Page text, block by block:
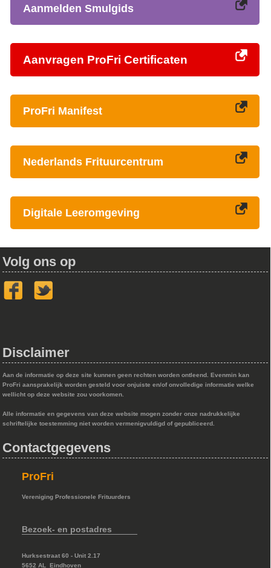
Aanmelden Smulgids
Aanvragen ProFri Certificaten
ProFri Manifest
Nederlands Frituurcentrum
Digitale Leeromgeving
Volg ons op
Disclaimer
Aan de informatie op deze site kunnen geen rechten worden ontleend. Evenmin kan
ProFri aansprakelijk worden gesteld voor onjuiste en/of onvolledige informatie welke
wellicht op deze website zou voorkomen.
Alle informatie en gegevens van deze website mogen zonder onze nadrukkelijke
schriftelijke toestemming niet worden vermenigvuldigd of gepubliceerd.
Contactgegevens
ProFri
Vereniging Professionele Frituurders
Bezoek- en postadres
Hurksestraat 60 - Unit 2.17
5652 AL Eindhoven